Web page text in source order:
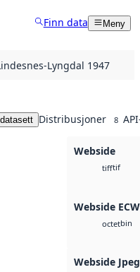
Finn data Meny
Lyngdal 1947
Distribusjoner 8
Webside
tifftif
Webside ECW
octetbin
Webside